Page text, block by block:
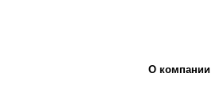
О компании